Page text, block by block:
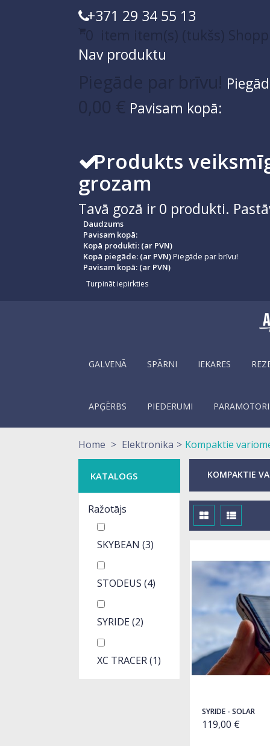
+371 29 34 55 13
0
item item(s) (tukšs)
Nav produktu
Piegāde par brīvu!
0,00 € Pavisam kopā:
Produkts
grozam
Tavā gozā ir 0 produkti.
Daudzums
Pavisam kopā:
Kopā produkti: (ar PVN)
Kopā piegāde: (ar PVN)Piegāde par brīvu!
Pavisam kopā: (ar PVN)
Turpināt iepirkties
GALVENĀ SPĀRNI IEKARES
APĢĒRBS PIEDERUMI PARAMOTORI
Home > Elektronika > Kompaktie
KATALOGS
Ražotājs
SKYBEAN (3)
STODEUS (4)
SYRIDE(2)
XC TRACER(1)
KOMPAKTIE
SYRIDE - SOLAR
119,00 €